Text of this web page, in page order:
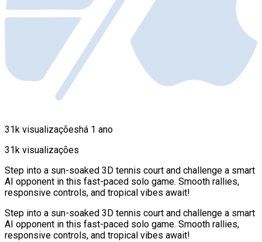
31k visualizaçõeshá 1 ano
31k visualizações
Step into a sun-soaked 3D tennis court and challenge a smart
AI opponent in this fast-paced solo game. Smooth rallies,
responsive controls, and tropical vibes await!
Step into a sun-soaked 3D tennis court and challenge a smart
AI opponent in this fast-paced solo game. Smooth rallies,
responsive controls, and tropical vibes await!